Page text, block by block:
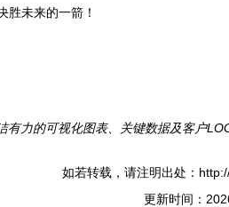
胜未来的一箭！
力的可视化图表、关键数据及客户
如若转载，请注明出处：
更新时间：